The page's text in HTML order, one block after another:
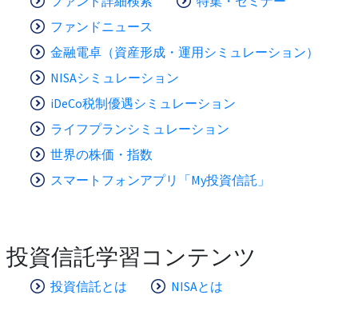
ファンドニュース
金融電卓（資産形成・運用シミュレーション）
NISAシミュレーション
iDeCo税制優遇シミュレーション
ライフプランシミュレーション
世界の株価・指数
スマートフォンアプリ「My投資信託」
投資信託学習コンテンツ
投資信託とは NISAとは